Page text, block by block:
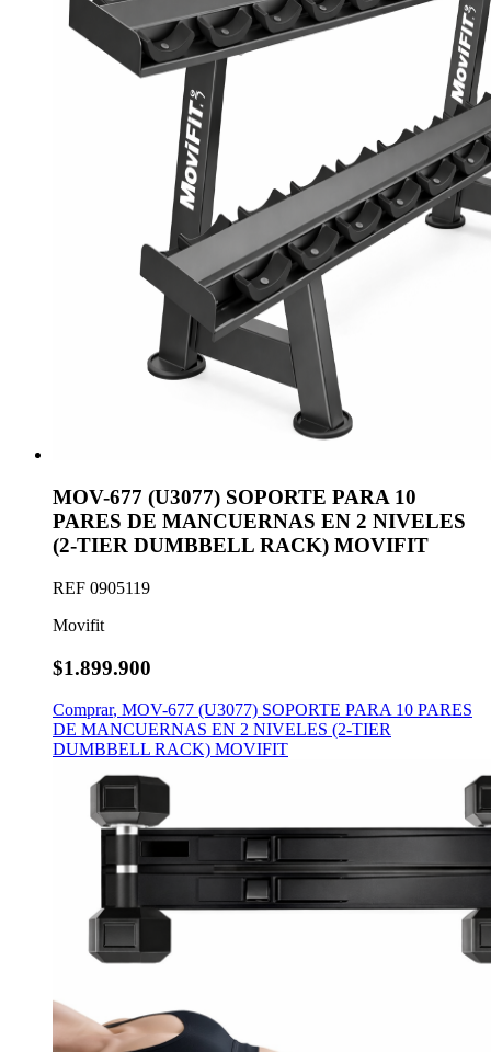
MOV-677 (U3077) SOPORTE PARA 10
PARES DE MANCUERNAS EN 2 NIVELES
(2-TIER DUMBBELL RACK) MOVIFIT
REF 0905119
Movifit
$1.899.900
Comprar, MOV-677 (U3077) SOPORTE PARA 10 PARES
DE MANCUERNAS EN 2 NIVELES (2-TIER
DUMBBELL RACK) MOVIFIT